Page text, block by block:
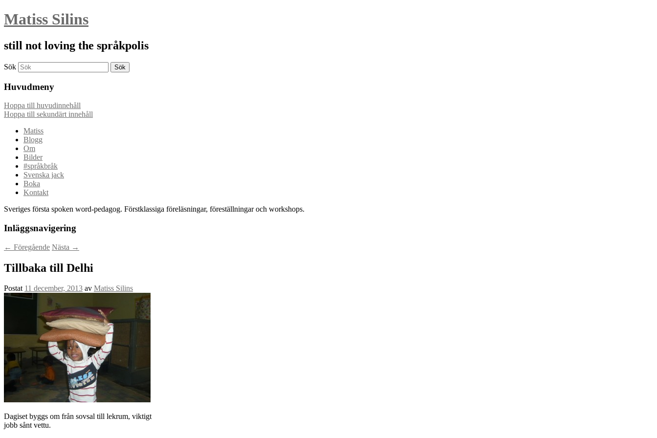
Matiss Silins
still not loving the språkpolis
Sök
Huvudmeny
Hoppa till huvudinnehåll
Hoppa till sekundärt innehåll
Matiss
Blogg
Om
Bilder
#språkbråk
Svenska jack
Boka
Kontakt
Sveriges första spoken word-pedagog. Förstklassiga föreläsningar, föreställningar och workshops.
Inläggsnavigering
← Föregående Nästa →
Tillbaka till Delhi
Postat 11 december, 2013 av Matiss Silins
Dagiset byggs om från sovsal till lekrum, viktigt
jobb sånt vettu.